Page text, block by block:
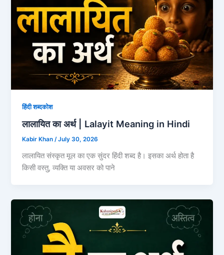
हिंदी शब्दकोश
लालायित का अर्थ | Lalayit Meaning in Hindi
Kabir Khan/July 30, 2026
लालायित संस्कृत मूल का एक सुंदर हिंदी शब्द है। इसका अर्थ होता है
किसी वस्तु, व्यक्ति या अवसर को पाने